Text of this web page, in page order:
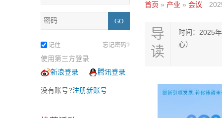
记住 忘记密码?
使用第三方登录
新浪登录
腾讯登录
没有账号?注册新账号
首页 » 产业 » 会议
导
读
时间：2025
心）